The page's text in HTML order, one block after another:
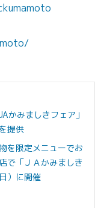
かみましきフェア」
提供
を限定メニューでお
で「ＪＡかみましき
）に開催